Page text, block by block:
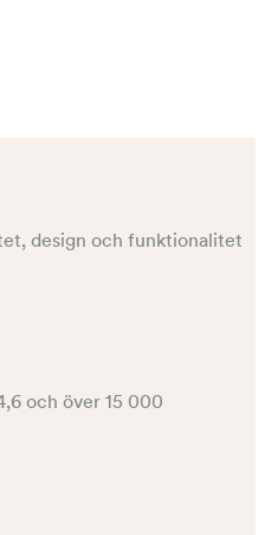
design och funktionalitet
och över 15 000